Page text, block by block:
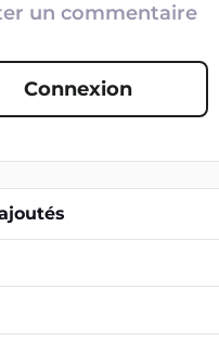
un commentaire
Connexion